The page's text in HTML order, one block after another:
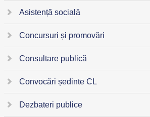
Asistență socială
Concursuri și promovări
Consultare publică
Convocări ședinte CL
Dezbateri publice